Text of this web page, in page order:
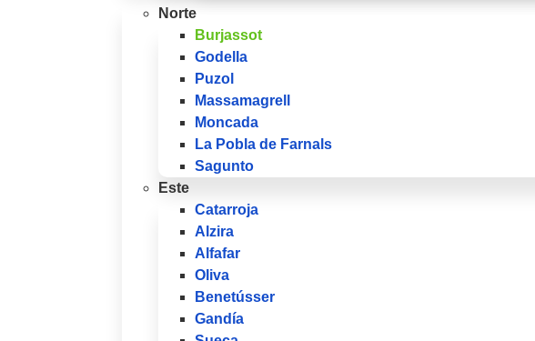
Norte
Burjassot
Godella
Puzol
Massamagrell
Moncada
La Pobla de Farnals
Sagunto
Este
Catarroja
Alzira
Alfafar
Oliva
Benetússer
Gandía